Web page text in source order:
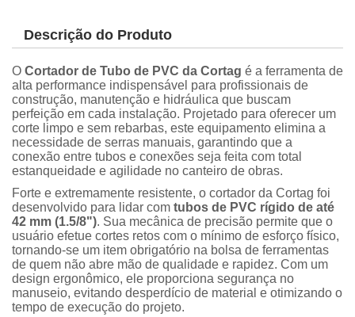
Descrição do Produto
O Cortador de Tubo de PVC da Cortag é a ferramenta de
alta performance indispensável para profissionais de
construção, manutenção e hidráulica que buscam
perfeição em cada instalação. Projetado para oferecer um
corte limpo e sem rebarbas, este equipamento elimina a
necessidade de serras manuais, garantindo que a
conexão entre tubos e conexões seja feita com total
estanqueidade e agilidade no canteiro de obras.
Forte e extremamente resistente, o cortador da Cortag foi
desenvolvido para lidar com tubos de PVC rígido de até
42 mm (1.5/8"). Sua mecânica de precisão permite que o
usuário efetue cortes retos com o mínimo de esforço físico,
tornando-se um item obrigatório na bolsa de ferramentas
de quem não abre mão de qualidade e rapidez. Com um
design ergonômico, ele proporciona segurança no
manuseio, evitando desperdício de material e otimizando o
tempo de execução do projeto.